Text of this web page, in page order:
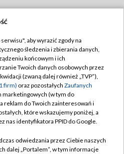
TVP
TVP
prywatności
zgody
Pomoc
Kontakt
aby wyrazić zgody na
śledzenia i zbierania danych,
końcowym i ich
Twoich danych osobowych przez
(zwaną dalej również „TVP”),
firm) oraz pozostałych Zaufanych
marketingowych (w tym do
reklam do Twoich zainteresowań i
które wskazujemy poniżej, a
nas identyfikatora PPID do Google.
odwiedzania przez Ciebie naszych
dalej „Portalem”, w tym informacje